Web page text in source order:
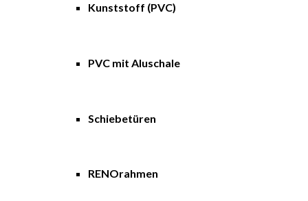
Kunststoff (PVC)
PVC mit Aluschale
Schiebetüren
RENOrahmen